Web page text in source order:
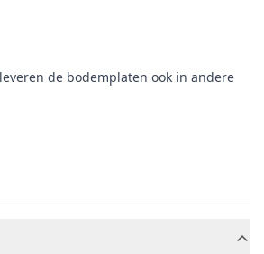
de bodemplaten ook in andere